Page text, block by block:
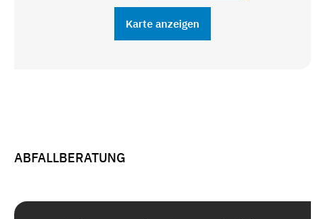
Karte anzeigen
ABFALLBERATUNG